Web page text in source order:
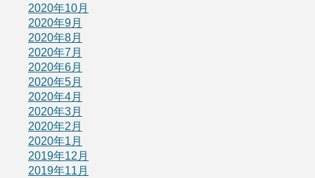
2020年10月
2020年9月
2020年8月
2020年7月
2020年6月
2020年5月
2020年4月
2020年3月
2020年2月
2020年1月
2019年12月
2019年11月